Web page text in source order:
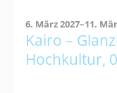
nach
Dessau:
6. März 2027–11.
Kairo –
Hochkultur,